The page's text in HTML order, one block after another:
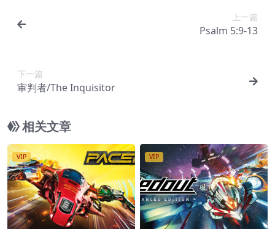
上一篇
Psalm 5:9-13
下一篇
审判者/The Inquisitor
相关文章
VIP VIP